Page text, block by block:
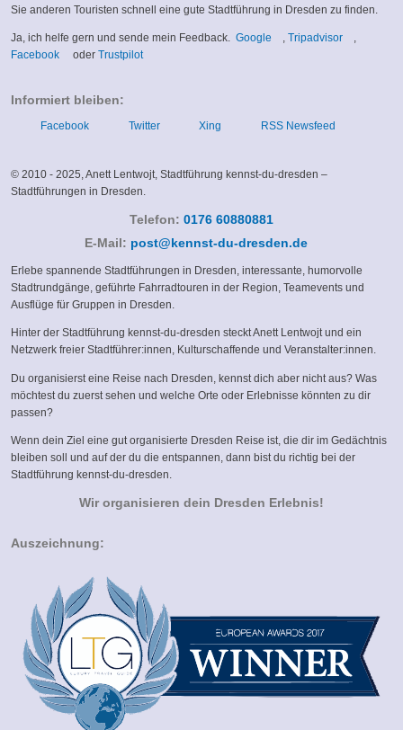
Sie anderen Touristen schnell eine gute Stadtführung in Dresden zu finden.
Ja, ich helfe gern und sende mein Feedback.Google (link
,Tripadvisor(link,
Facebook(linkoder Trustpilot(link
Informiert bleiben:
Facebook Twitter Xing RSS Newsfeed
© 2010 - 2025, Anett Lentwojt, Stadtführung kennst-du-dresden –
Stadtführungen in Dresden.
Telefon: 0176 60880881
E-Mail: post@kennst-du-dresden.de(link
e-
mail)
Erlebe spannende Stadtführungen in Dresden, interessante, humorvolle
Stadtrundgänge, geführte Fahrradtouren in der Region, Teamevents und
Ausflüge für Gruppen in Dresden.
Hinter der Stadtführung kennst-du-dresden steckt Anett Lentwojt und ein
Netzwerk freier Stadtführer:innen, Kulturschaffende und Veranstalter:innen.
Du organisierst eine Reise nach Dresden, kennst dich aber nicht aus? Was
möchtest du zuerst sehen und welche Orte oder Erlebnisse könnten zu dir
passen?
Wenn dein Ziel eine gut organisierte Dresden Reise ist, die dir im Gedächtnis
bleiben soll und auf der du die entspannen, dann bist du richtig bei der
Stadtführung kennst-du-dresden.
Wir organisieren dein Dresden Erlebnis!
Auszeichnung: